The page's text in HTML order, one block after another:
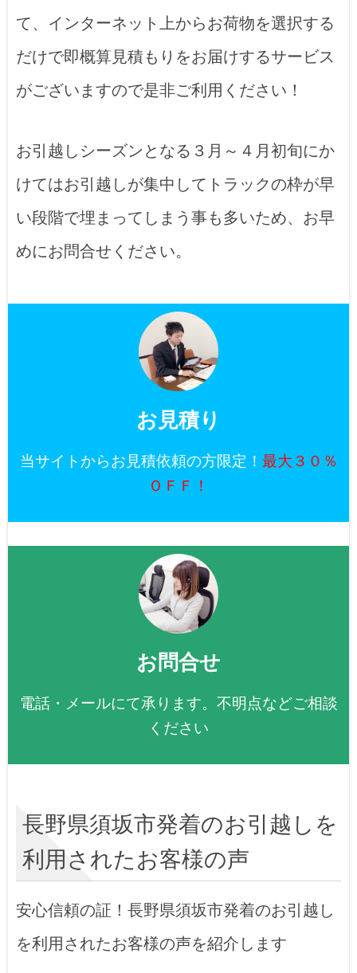
て、インターネット上からお荷物を選択する
だけで即概算見積もりをお届けするサービス
がございますので是非ご利用ください！
お引越しシーズンとなる３月～４月初旬にか
けてはお引越しが集中してトラックの枠が早
い段階で埋まってしまう事も多いため、お早
めにお問合せください。
お見積り
当サイトからお見積依頼の方限定！ 最大３０％
ＯＦＦ！
お問合せ
電話・メールにて承ります。不明点などご相談
ください
長野県須坂市発着のお引越しを
利用されたお客様の声
安心信頼の証！長野県須坂市発着のお引越し
を利用されたお客様の声を紹介します